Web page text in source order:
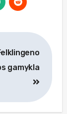
gamykla